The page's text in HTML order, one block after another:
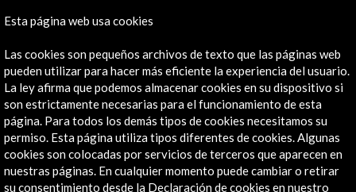
Línea de tiempo
25 Sept - 29 Sept 2019
Museo de Arte Latinoamericano de Buenos Aires, MALBA
Buenos Aires, Argentina
Esta página web usa cookies
Las cookies son pequeños archivos de texto que las páginas web
pueden utilizar para hacer más eficiente la experiencia del usuario.
La ley afirma que podemos almacenar cookies en su dispositivo si
son estrictamente necesarias para el funcionamiento de esta
página. Para todos los demás tipos de cookies necesitamos su
permiso. Esta página utiliza tipos diferentes de cookies. Algunas
cookies son colocadas por servicios de terceros que aparecen en
nuestras páginas. En cualquier momento puede cambiar o retirar
su consentimiento desde la Declaración de cookies en nuestro